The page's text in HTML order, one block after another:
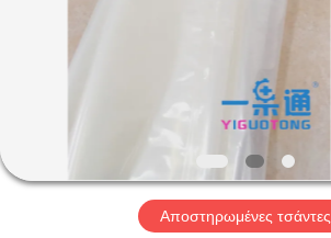
ΠΡΟΪΌΝΤΑ
ΕΜΦΆΝΙΣΗ
VR
Αποστηρωμένες τσάντες